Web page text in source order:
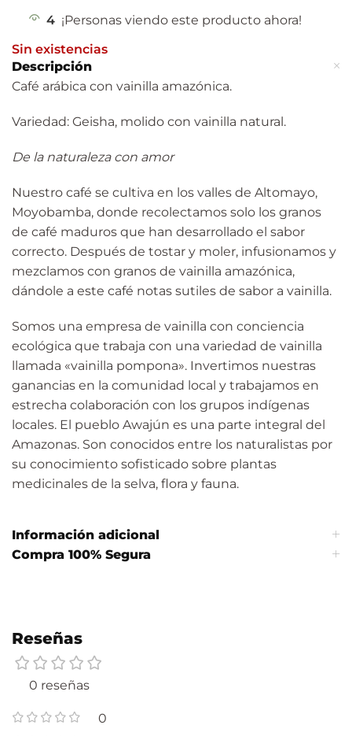
4 ¡Personas viendo este producto ahora!
Sin existencias
Descripción
Café arábica con vainilla amazónica.
Variedad: Geisha, molido con vainilla natural.
De la naturaleza con amor
Nuestro café se cultiva en los valles de Altomayo,
Moyobamba, donde recolectamos solo los granos
de café maduros que han desarrollado el sabor
correcto. Después de tostar y moler, infusionamos y
mezclamos con granos de vainilla amazónica,
dándole a este café notas sutiles de sabor a vainilla.
Somos una empresa de vainilla con conciencia
ecológica que trabaja con una variedad de vainilla
llamada «vainilla pompona». Invertimos nuestras
ganancias en la comunidad local y trabajamos en
estrecha colaboración con los grupos indígenas
locales. El pueblo Awajún es una parte integral del
Amazonas. Son conocidos entre los naturalistas por
su conocimiento sofisticado sobre plantas
medicinales de la selva, flora y fauna.
Información adicional
Compra 100% Segura
Reseñas
0 reseñas
0